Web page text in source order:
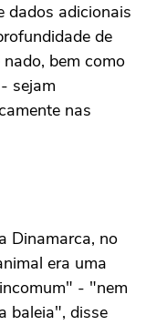
dados adicionais
de
bem como
sejam
nas
Dinamarca, no
era uma
- "nem
baleia", disse